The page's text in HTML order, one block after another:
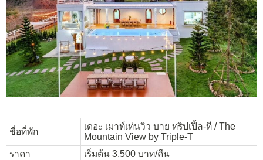
ชื่อที่พัก
เดอะ เมาท์เท่นวิว บาย ทริปเปิ้ล-ที / The
Mountain View by Triple-T
ราคา
เริ่มต้น 3,500 บาท/คืน